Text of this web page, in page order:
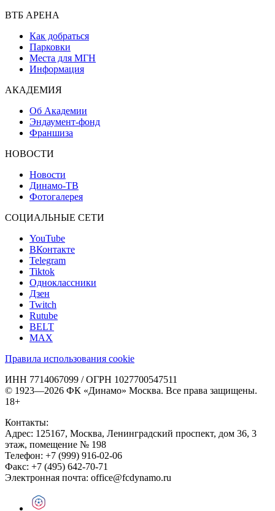
ВТБ АРЕНА
Как добраться
Парковки
Места для МГН
Информация
АКАДЕМИЯ
Об Академии
Эндаумент-фонд
Франшиза
НОВОСТИ
Новости
Динамо-ТВ
Фотогалерея
СОЦИАЛЬНЫЕ СЕТИ
YouTube
ВКонтакте
Telegram
Tiktok
Одноклассники
Дзен
Twitch
Rutube
BELT
MAX
Правила использования cookie
ИНН 7714067099 / ОГРН 1027700547511
© 1923—2026 ФК «Динамо» Москва. Все права защищены.
18+
Контакты:
Адрес: 125167, Москва, Ленинградский проспект, дом 36, 3
этаж, помещение № 198
Телефон: +7 (999) 916-02-06
Факс: +7 (495) 642-70-71
Электронная почта: office@fcdynamo.ru